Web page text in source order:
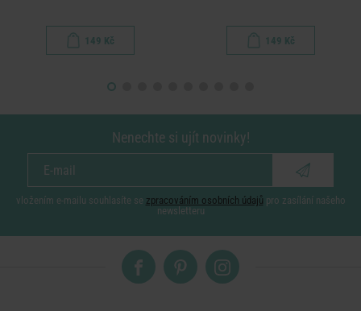
149 Kč 149 Kč
Nenechte si ujít novinky!
vložením e-mailu souhlasíte se zpracováním osobních údajů pro zasílání našeho
newsletteru